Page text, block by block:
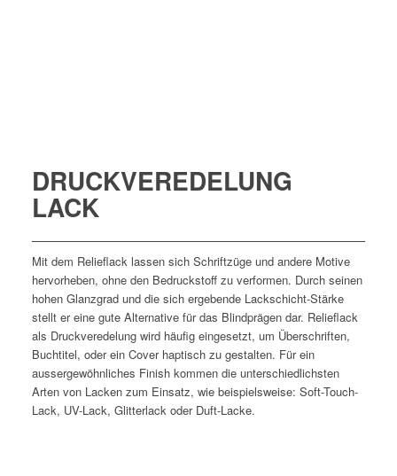
DRUCKVEREDELUNG
LACK
Mit dem Relieflack lassen sich Schriftzüge und andere Motive
hervorheben, ohne den Bedruckstoff zu verformen. Durch seinen
hohen Glanzgrad und die sich ergebende Lackschicht-Stärke
stellt er eine gute Alternative für das Blindprägen dar. Relieflack
als Druckveredelung wird häufig eingesetzt, um Überschriften,
Buchtitel, oder ein Cover haptisch zu gestalten. Für ein
aussergewöhnliches Finish kommen die unterschiedlichsten
Arten von Lacken zum Einsatz, wie beispielsweise: Soft-Touch-
Lack, UV-Lack, Glitterlack oder Duft-Lacke.